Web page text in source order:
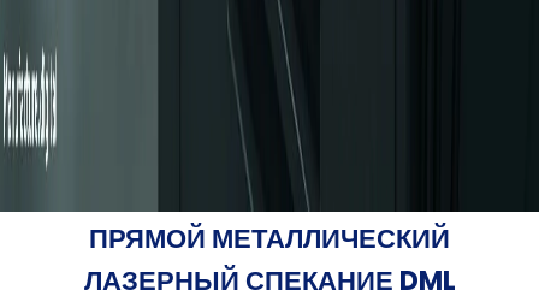
ПРЯМОЙ МЕТАЛЛИЧЕСКИЙ
ЛАЗЕРНЫЙ СПЕКАНИЕ DML